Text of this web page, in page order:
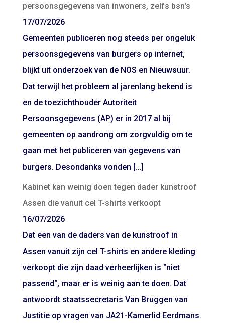
persoonsgegevens van inwoners, zelfs bsn's
17/07/2026
Gemeenten publiceren nog steeds per ongeluk
persoonsgegevens van burgers op internet,
blijkt uit onderzoek van de NOS en Nieuwsuur.
Dat terwijl het probleem al jarenlang bekend is
en de toezichthouder Autoriteit
Persoonsgegevens (AP) er in 2017 al bij
gemeenten op aandrong om zorgvuldig om te
gaan met het publiceren van gegevens van
burgers. Desondanks vonden […]
Kabinet kan weinig doen tegen dader kunstroof
Assen die vanuit cel T-shirts verkoopt
16/07/2026
Dat een van de daders van de kunstroof in
Assen vanuit zijn cel T-shirts en andere kleding
verkoopt die zijn daad verheerlijken is "niet
passend", maar er is weinig aan te doen. Dat
antwoordt staatssecretaris Van Bruggen van
Justitie op vragen van JA21-Kamerlid Eerdmans.